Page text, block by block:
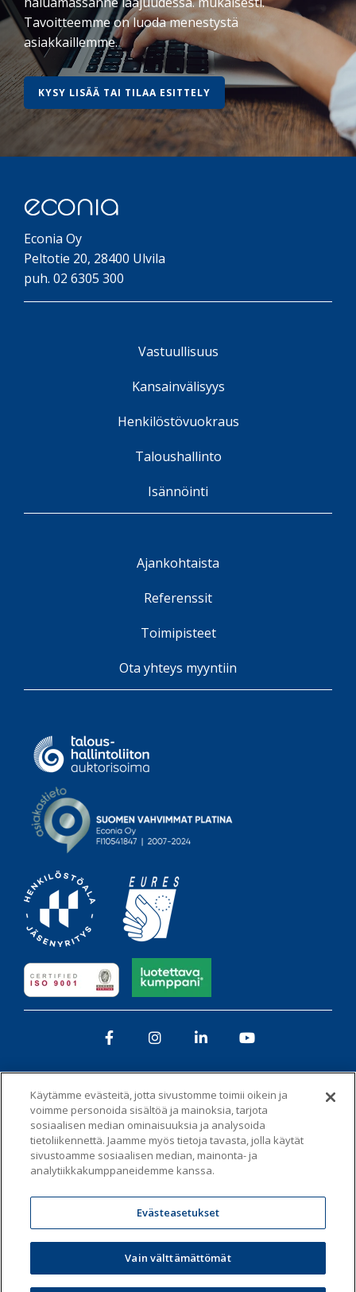
asiakkaillemme.
KYSY LISÄÄ TAI TILAA ESITTELY
Econia Oy
puh. 02 6305 300
Kansainvälisyys
Henkilöstövuokraus
Taloushallinto
Isännöinti
Referenssit
Toimipisteet
Ota yhteys myyntiin
Tietosuojaseloste Whistleblowing-kanava
Vastuullisuus ja eettisyys -toimintaohje
Administer Groupin yhtiölistaus
© 2026 Econia Oy
Käytämme evästeitä, jotta sivustomme toimii oikein ja
voimme personoida sisältöä ja mainoksia, tarjota
sosiaalisen median ominaisuuksia ja analysoida
tietoliikennettä. Jaamme myös tietoja tavasta, jolla käytät
sivustoamme sosiaalisen median, mainonta- ja
analytiikkakumppaneidemme kanssa.
Evästeasetukset
Vain välttämättömät